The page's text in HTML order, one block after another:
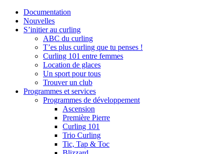
Documentation
Nouvelles
S’initier au curling
ABC du curling
T’es plus curling que tu penses !
Curling 101 entre femmes
Location de glaces
Un sport pour tous
Trouver un club
Programmes et services
Programmes de développement
Ascension
Première Pierre
Curling 101
Trio Curling
Tic, Tap & Toc